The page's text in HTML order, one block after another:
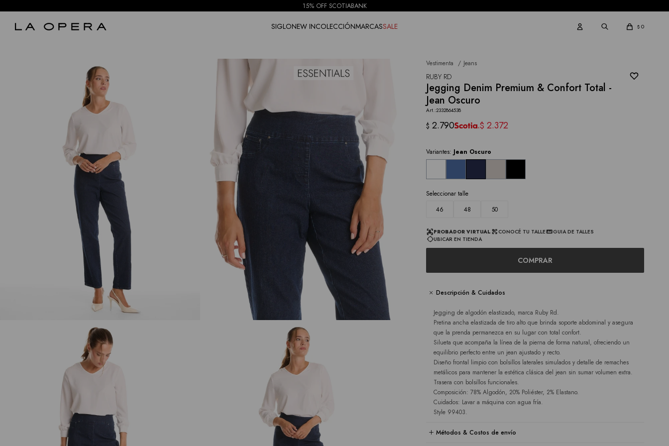
15% OFF SCOTIABANK
SIGLONEW INCOLECCIÓNMARCASSALE $ 0
Vestimenta Jeans
RUBY RD
Jegging Denim Premium & Confort Total -
Jean Oscuro
2332864538
$ 2.790 $ 2.372
Variantes: Jean Oscuro
Seleccionar talle
46
48 50
PROBADOR VIRTUAL CONOCÉ TU TALLE
GUIA DE TALLES
UBICAR EN TIENDA
COMPRAR
Descripción & Cuidados
Jegging de algodón elastizado, marca Ruby Rd.
Pretina ancha elastizada de tiro alto que brinda soporte abdominal y asegura
que la prenda permanezca en su lugar con total confort.
Silueta que acompaña la línea de la pierna de forma natural, ofreciendo un
equilibrio perfecto entre un jean ajustado y recto.
Diseño frontal limpio con bolsillos laterales simulados y detalle de remaches
metálicos para mantener la estética clásica del jean sin sumar volumen extra.
Trasera con bolsillos funcionales.
Composición: 78% Algodón, 20% Poliéster, 2% Elastano.
Cuidados: Lavar a máquina con agua fría.
Style 99403.
Métodos & Costos de envío
NOTIFICARME